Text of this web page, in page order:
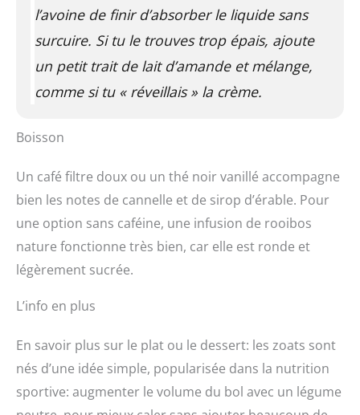
l’avoine de finir d’absorber le liquide sans
surcuire. Si tu le trouves trop épais, ajoute
un petit trait de lait d’amande et mélange,
comme si tu « réveillais » la crème.
Boisson
Un café filtre doux ou un thé noir vanillé accompagne
bien les notes de cannelle et de sirop d’érable. Pour
une option sans caféine, une infusion de rooibos
nature fonctionne très bien, car elle est ronde et
légèrement sucrée.
L’info en plus
En savoir plus sur le plat ou le dessert: les zoats sont
nés d’une idée simple, popularisée dans la nutrition
sportive: augmenter le volume du bol avec un légume